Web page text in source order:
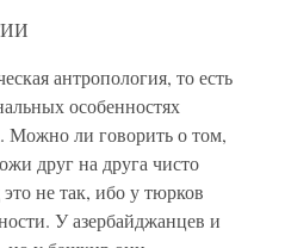
антропология, то есть
особенностях
Можно ли говорить о том,
друг на друга чисто
не так, ибо у тюрков
У азербайджанцев и